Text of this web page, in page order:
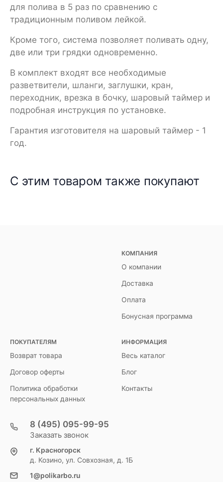
для полива в 5 раз по сравнению с
традиционным поливом лейкой.
Кроме того, система позволяет поливать одну,
две или три грядки одновременно.
В комплект входят все необходимые
разветвители, шланги, заглушки, кран,
переходник, врезка в бочку, шаровый таймер и
подробная инструкция по установке.
Гарантия изготовителя на шаровый таймер - 1
год.
С этим товаром также покупают
КОМПАНИЯ
О компании
Доставка
Оплата
Бонусная программа
ПОКУПАТЕЛЯМ
Возврат товара
Договор оферты
Политика обработки
персональных данных
ИНФОРМАЦИЯ
Весь каталог
Блог
Контакты
8 (495) 095-99-95
Заказать звонок
г. Красногорск
д. Козино, ул. Совхозная, д. 1Б
1@polikarbo.ru